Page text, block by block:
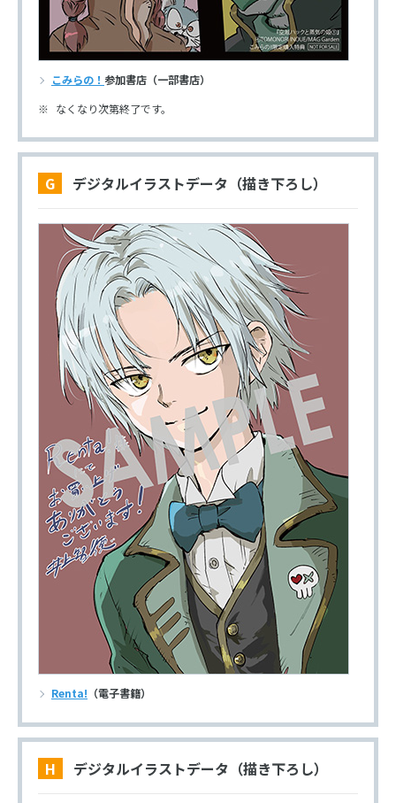
こみらの！ 参加書店（一部書店）
なくなり次第終了です。
G デジタルイラストデータ（描き下ろし）
Renta! （電子書籍）
H デジタルイラストデータ（描き下ろし）